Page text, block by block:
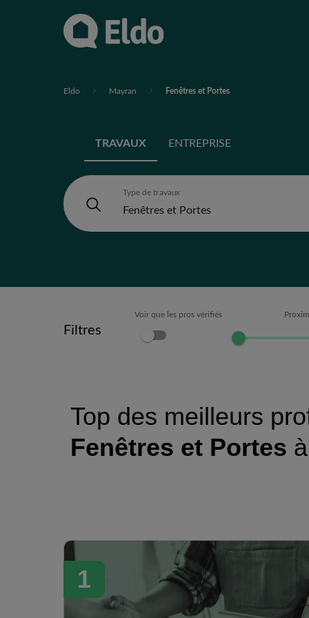
Eldo Mayran Fenêtres et Portes
TRAVAUX ENTREPRISE
Type de travaux
Filtres
Voir que les pros vérifiés
Top des meilleurs
Fenêtres et Portes
1